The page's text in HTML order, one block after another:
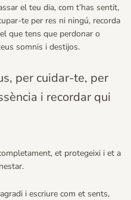
el teu dia, com t’has sentit,
te per res ni ningú, recorda
que tens que perdonar o
somnis i destijos.
per cuidar-te, per
i recordar qui
et protegeixi i et a
i escriure com et sents,